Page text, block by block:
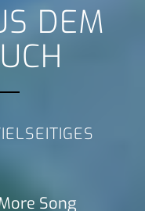
DEM
Song